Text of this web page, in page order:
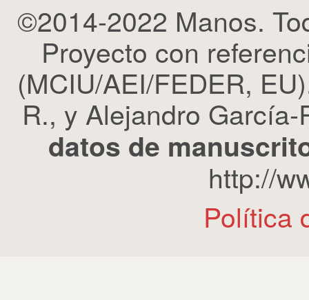
©2014-2022 Manos.
Proyecto con
(MCIU/AEI/FEDER,
R., y Alejandro
datos de
http://
Política